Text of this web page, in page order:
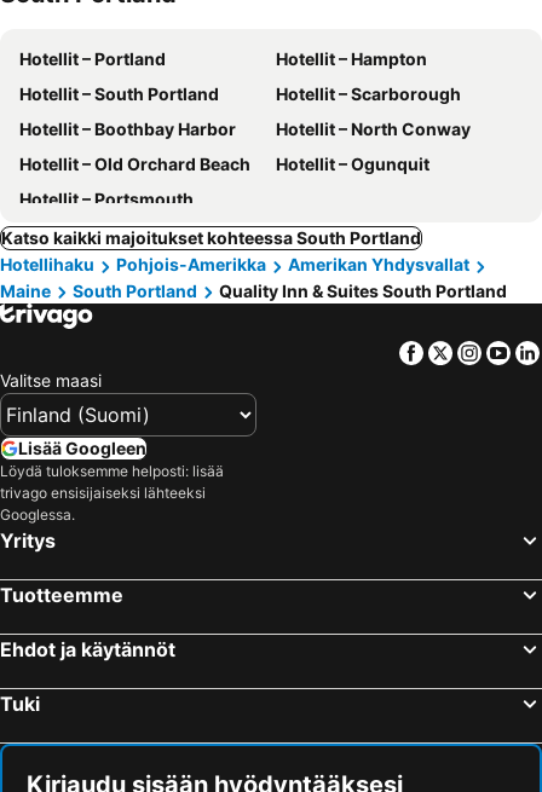
Hotellit – Portland
Hotellit – Hampton
Hotellit – South Portland
Hotellit – Scarborough
Hotellit – Boothbay Harbor
Hotellit – North Conway
Hotellit – Old Orchard Beach
Hotellit – Ogunquit
Hotellit – Portsmouth
Katso kaikki majoitukset kohteessa South Portland
Hotellihaku
Pohjois-Amerikka
Amerikan Yhdysvallat
Maine
South Portland Quality Inn & Suites South Portland
Facebook
Twitter
Valitse maasi
Lisää Googleen
Löydä tuloksemme helposti: lisää
trivago ensisijaiseksi lähteeksi
Googlessa.
Yritys
Tuotteemme
Ehdot ja käytännöt
Tuki
Kirjaudu sisään hyödyntääksesi